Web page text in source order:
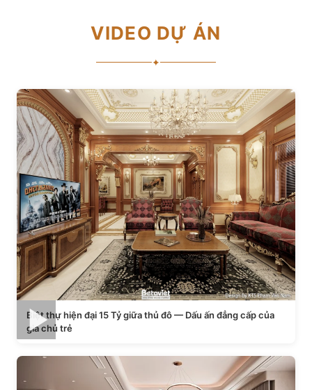
VIDEO DỰ ÁN
✦
Biệt thự hiện đại 15 Tỷ giữa thủ đô — Dấu ấn đẳng cấp của
gia chủ trẻ